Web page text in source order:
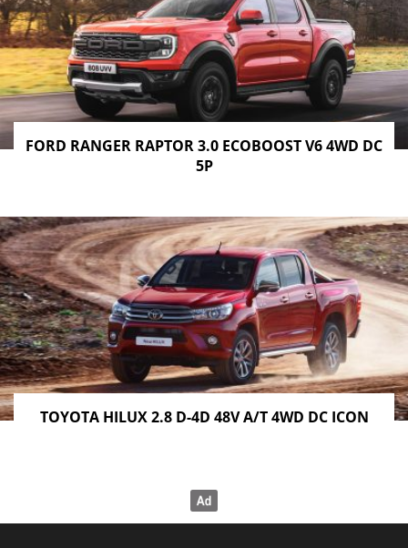
FORD RANGER RAPTOR 3.0 ECOBOOST V6 4WD DC
5P
TOYOTA HILUX 2.8 D-4D 48V A/T 4WD DC ICON